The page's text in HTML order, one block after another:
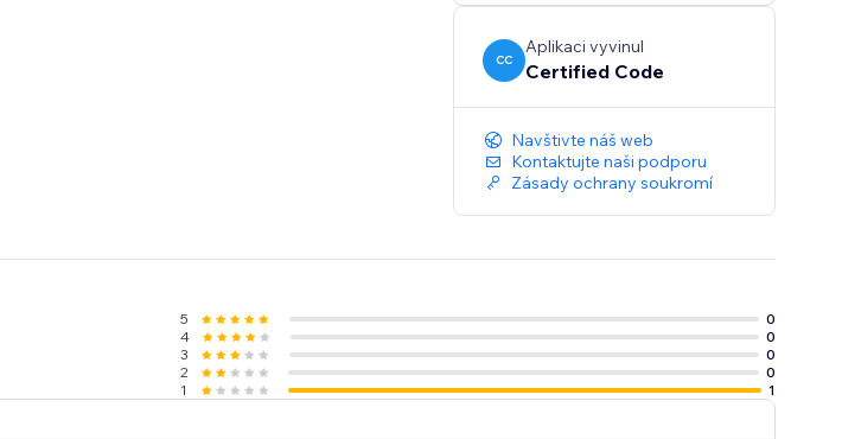
CC
Aplikaci vyvinul
Certified Code
Navštivte náš web
Kontaktujte naši podporu
Zásady ochrany soukromí
5
0
4
0
3
0
2
0
1
1